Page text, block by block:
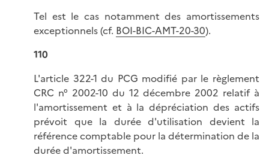
Tel est le cas notamment des amortissements
exceptionnels (cf. BOI-BIC-AMT-20-30).
110
L'article 322-1 du PCG modifié par le règlement
CRC n° 2002-10 du 12 décembre 2002 relatif à
l'amortissement et à la dépréciation des actifs
prévoit que la durée d'utilisation devient la
référence comptable pour la détermination de la
durée d'amortissement.